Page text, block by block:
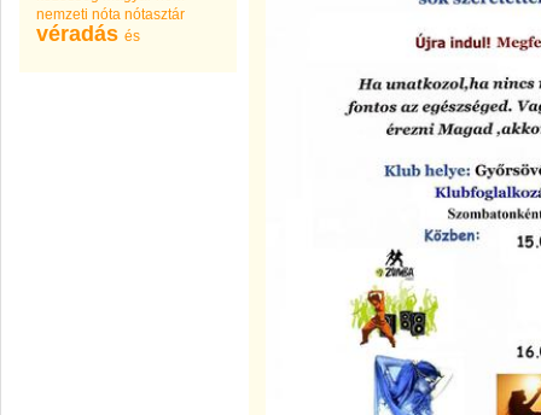
nemzeti nóta nótasztár
véradás és